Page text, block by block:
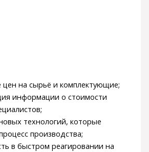
цен на сырьё и комплектующие;
информации о стоимости
технологий, которые
производства;
в быстром реагировании на